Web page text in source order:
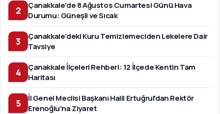
2
Çanakkale'de 8 Ağustos Cumartesi Günü Hava
Durumu: Güneşli ve Sıcak
3
Çanakkale'deki Kuru Temizlemeciden Lekelere Dair
Tavsiye
4
Çanakkale İlçeleri Rehberi: 12 İlçede Kentin Tam
Haritası
5
İl Genel Meclisi Başkanı Halil Ertuğrul'dan Rektör
Erenoğlu'na Ziyaret